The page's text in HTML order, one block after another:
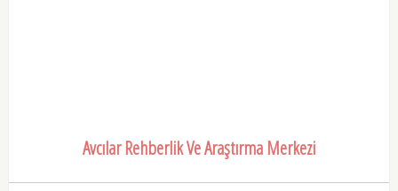
Avcılar Rehberlik Ve Araştırma Merkezi